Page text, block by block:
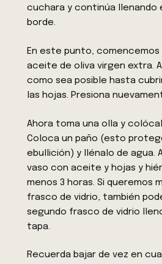
cuchara y continúa llenando
borde.
En este punto, comencemos
aceite de oliva virgen extra.
como sea posible hasta
las hojas. Presiona
Ahora toma una olla y
Coloca un paño (esto
ebullición) y llénalo de agua.
vaso con aceite y hojas y
menos 3 horas. Si queremos
frasco de vidrio, también
segundo frasco de vidrio
tapa.
Recuerda bajar de vez en